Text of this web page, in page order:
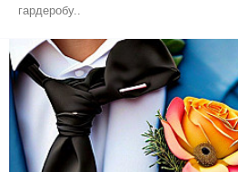
гардеробу..